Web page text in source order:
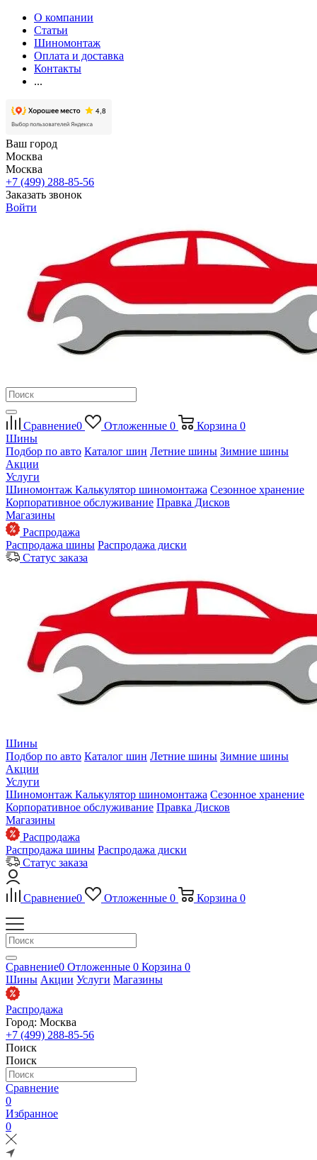
О компании
Статьи
Шиномонтаж
Оплата и доставка
Контакты
...
Ваш город
Москва
Москва
+7 (499) 288-85-56
Заказать звонок
Войти
Сравнение0 Отложенные 0 Корзина 0
Шины
Подбор по авто Каталог шин Летние шины Зимние шины
Акции
Услуги
Шиномонтаж Калькулятор шиномонтажа Сезонное хранение
Корпоративное обслуживание Правка Дисков
Магазины
Распродажа
Распродажа шины Распродажа диски
Статус заказа
Шины
Подбор по авто Каталог шин Летние шины Зимние шины
Акции
Услуги
Шиномонтаж Калькулятор шиномонтажа Сезонное хранение
Корпоративное обслуживание Правка Дисков
Магазины
Распродажа
Распродажа шины Распродажа диски
Статус заказа
Сравнение0 Отложенные 0 Корзина 0
Сравнение0 Отложенные 0 Корзина 0
Шины Акции Услуги Магазины
Распродажа
Город: Москва
+7 (499) 288-85-56
Поиск
Поиск
Сравнение
0
Избранное
0